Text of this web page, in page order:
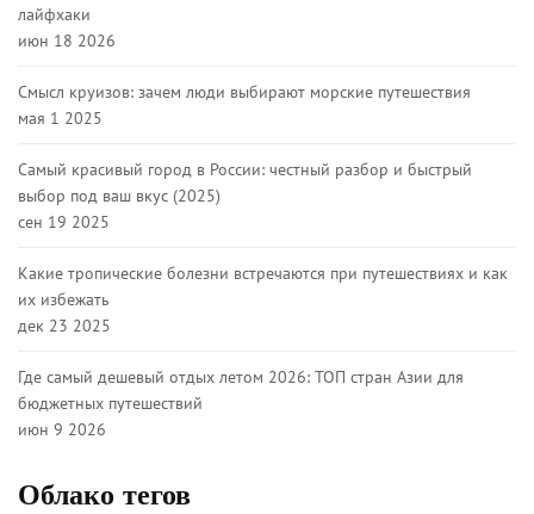
лайфхаки
июн 18 2026
Смысл круизов: зачем люди выбирают морские путешествия
мая 1 2025
Самый красивый город в России: честный разбор и быстрый
выбор под ваш вкус (2025)
сен 19 2025
Какие тропические болезни встречаются при путешествиях и как
их избежать
дек 23 2025
Где самый дешевый отдых летом 2026: ТОП стран Азии для
бюджетных путешествий
июн 9 2026
Облако тегов